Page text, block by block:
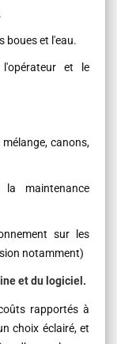
boues et l'eau.
et le
canons,
maintenance
sur les
notamment)
et du logiciel.
rapportés à
choix éclairé, et